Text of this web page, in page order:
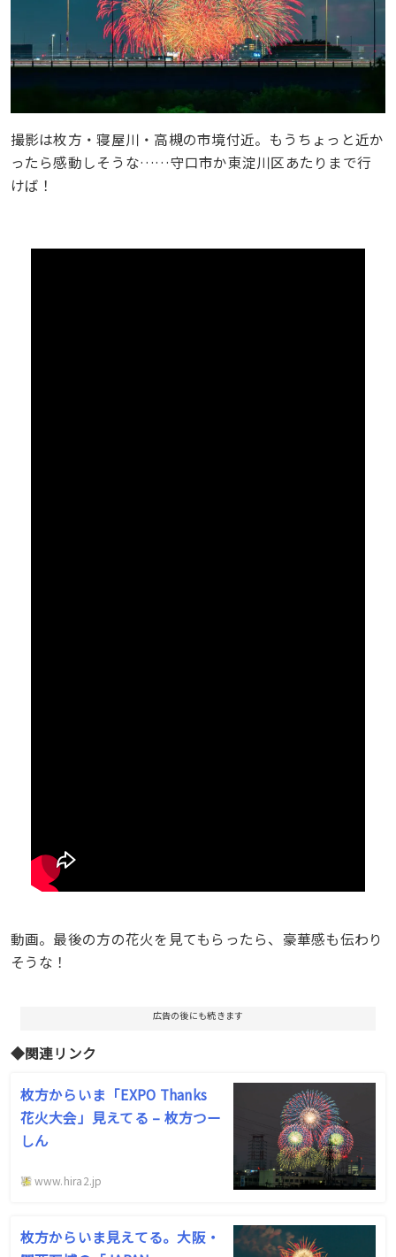
撮影は枚方・寝屋川・高槻の市境付近。もうちょっと近か
ったら感動しそうな……守口市か東淀川区あたりまで行
けば！
動画。最後の方の花火を見てもらったら、豪華感も伝わり
そうな！
広告の後にも続きます
◆関連リンク
枚方からいま「EXPO Thanks
花火大会」見えてる – 枚方つー
しん
www.hira2.jp
枚方からいま見えてる。大阪・